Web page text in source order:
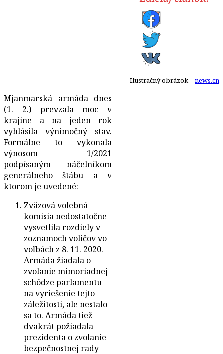
Ilustračný obrázok –news.cn
Mjanmarská armáda dnes
(1. 2.) prevzala moc v
krajine a na jeden rok
vyhlásila výnimočný stav.
Formálne to vykonala
výnosom 1/2021
podpísaným náčelníkom
generálneho štábu a v
ktorom je uvedené:
Zväzová volebná
komisia nedostatočne
vysvetlila rozdiely v
zoznamoch voličov vo
voľbách z 8. 11. 2020.
Armáda žiadala o
zvolanie mimoriadnej
schôdze parlamentu
na vyriešenie tejto
záležitosti, ale nestalo
sa to. Armáda tiež
dvakrát požiadala
prezidenta o zvolanie
bezpečnostnej rady